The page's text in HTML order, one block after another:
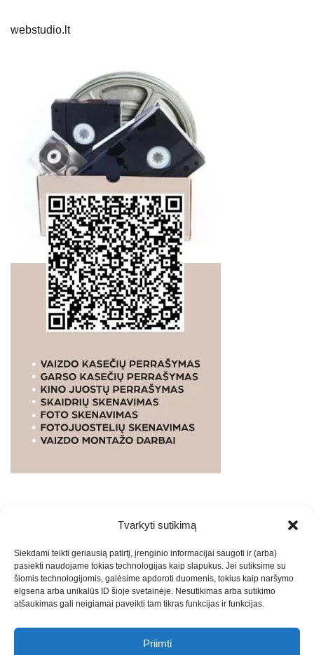
Tvarkyti sutikimą
Siekdami teikti geriausią patirtį, įrenginio informacijai saugoti ir (arba)
pasiekti naudojame tokias technologijas kaip slapukus. Jei sutiksime su
šiomis technologijomis, galėsime apdoroti duomenis, tokius kaip naršymo
elgsena arba unikalūs ID šioje svetainėje. Nesutikimas arba sutikimo
atšaukimas gali neigiamai paveikti tam tikras funkcijas ir funkcijas.
Priimti
webstudio.lt
PASLAUGOS. SEO tekstų rašymas, turinio kūrimas,
straipsnių rašymas ir talpinimas į mūsų valdomas
svetaines.2026Armijai.LTTheme: Express News ByAdore
Themes.
Marketingo agentūra -Teisinės